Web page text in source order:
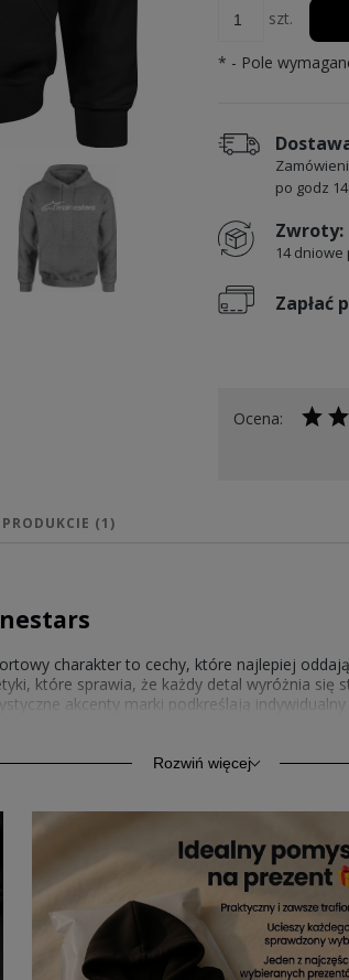
szt.
* - Pole
po godz
Zwroty:
14
Zapłać
Ocena:
(1)
charakter to cechy, które najlepiej
które sprawia, że każdy detal wyróżnia
akcenty marki podkreślają indywidualny
dla każdego miłośnika sportowej elegancji
bluza z kapturem męska zapewnia
przyjemna w dotyku tkanina chroni przed
zaprojektowany tak, by zwiększać komfort
podczas codziennych aktywności, jak i w
sportowym charakterem a codziennym
Rozwiń więcej